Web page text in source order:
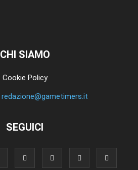
CHI SIAMO
Cookie Policy
redazione@gametimers.it
SEGUICI